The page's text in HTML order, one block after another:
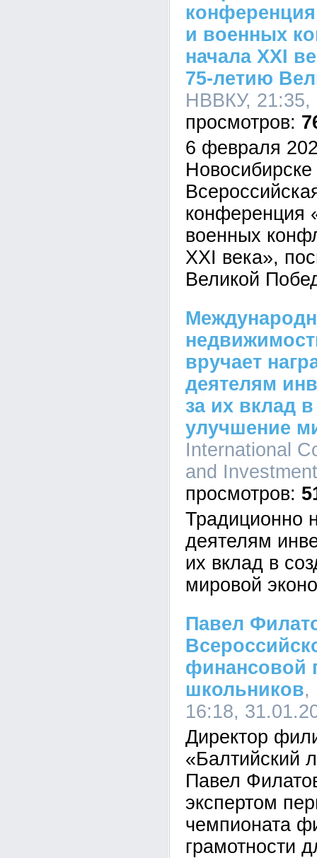
и военных
начала XXI
75-летию
НВВКУ, 21:35,
6 февраля
конференция
военных
ХХI века»,
Великой
вручает
деятелям
за их вклад
улучшение
International
and
Традиционно
деятелям
их вклад в
мировой
Павел
финансовой
школьников,
16:18,
Директор
«Балтийский
Павел
экспертом
чемпионата
грамотности